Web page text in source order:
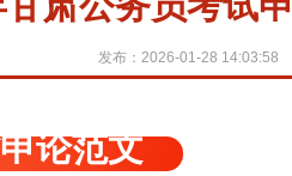
发布：2026-01-28 14:03:58
论范文